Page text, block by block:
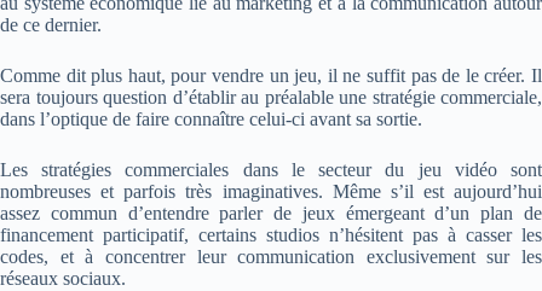
de ce dernier.
Comme dit plus haut, pour vendre un jeu, il ne suffit pas de le créer. Il
sera toujours question d’établir au préalable une stratégie commerciale,
dans l’optique de faire connaître celui-ci avant sa sortie.
Les stratégies commerciales dans le secteur du jeu vidéo sont
nombreuses et parfois très imaginatives. Même s’il est aujourd’hui
assez commun d’entendre parler de jeux émergeant d’un plan de
financement participatif, certains studios n’hésitent pas à casser les
codes, et à concentrer leur communication exclusivement sur les
réseaux sociaux.